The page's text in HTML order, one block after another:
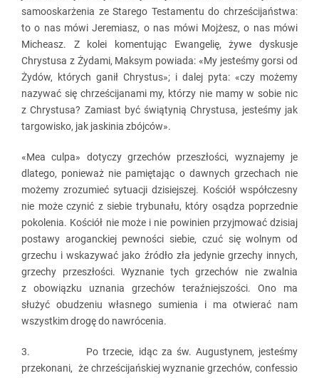
samooskarżenia ze Starego Testamentu do chrześcijaństwa:
to o nas mówi Jeremiasz, o nas mówi Mojżesz, o nas mówi
Micheasz. Z kolei komentując Ewangelię, żywe dyskusje
Chrystusa z Żydami, Maksym powiada: «My jesteśmy gorsi od
Żydów, których ganił Chrystus»; i dalej pyta: «czy możemy
nazywać się chrześcijanami my, którzy nie mamy w sobie nic
z Chrystusa? Zamiast być świątynią Chrystusa, jesteśmy jak
targowisko, jak jaskinia zbójców».
«Mea culpa» dotyczy grzechów przeszłości, wyznajemy je
dlatego, ponieważ nie pamiętając o dawnych grzechach nie
możemy zrozumieć sytuacji dzisiejszej. Kościół współczesny
nie może czynić z siebie trybunału, który osądza poprzednie
pokolenia. Kościół nie może i nie powinien przyjmować dzisiaj
postawy aroganckiej pewności siebie, czuć się wolnym od
grzechu i wskazywać jako źródło zła jedynie grzechy innych,
grzechy przeszłości. Wyznanie tych grzechów nie zwalnia
z obowiązku uznania grzechów teraźniejszości. Ono ma
służyć obudzeniu własnego sumienia i ma otwierać nam
wszystkim drogę do nawrócenia.
3. Po trzecie, idąc za św. Augustynem, jesteśmy
przekonani, że chrześcijańskiej wyznanie grzechów, confessio